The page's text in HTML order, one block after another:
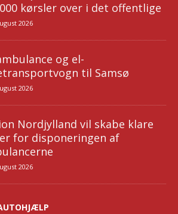
kørsler over i det offentlige
2026
og el-
til Samsø
2026
Nordjylland vil skabe klare
for disponeringen af
2026